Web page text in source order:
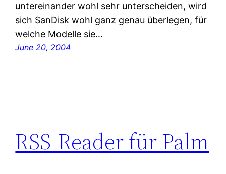
untereinander wohl sehr unterscheiden, wird
sich SanDisk wohl ganz genau überlegen, für
welche Modelle sie…
June 20, 2004
RSS-Reader für Palm